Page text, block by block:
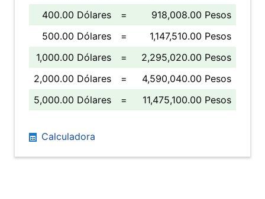
400.00 Dólares
=
918,008.00 Pesos
500.00 Dólares
=
1,147,510.00 Pesos
1,000.00 Dólares
=
2,295,020.00 Pesos
2,000.00 Dólares
=
4,590,040.00 Pesos
5,000.00 Dólares
= 11,475,100.00 Pesos
Calculadora